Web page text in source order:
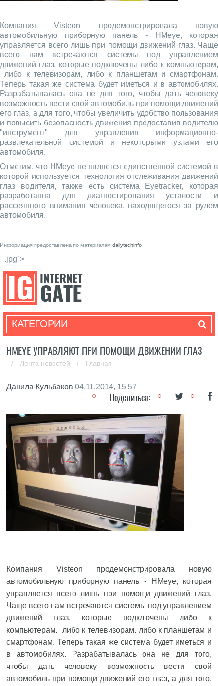
Компания Visteon продемонстрировала новую
автомобильную приборную панель - HMeye, которая
управляется всего лишь при помощи движений глаз. Чаще
всего нам встречаются системы под управлением
движений глаз, которые подключены либо к компьютерам,
либо к телевизорам, либо к планшетам и смартфонам.
Теперь такая же система будет иметься и в автомобилях.
Разрабатывалась она не для того, чтобы дать человеку
возможность вести свой автомобиль при помощи движений
его глаз, а для того, чтобы увеличить удобство пользования
и повысить безопасность движения предоставив водителю
"инструмент" для управления информационно-
развлекательной системой и некоторыми узлами его
автомобиля.
Отметим, что HMeye не является единственной системой в
которой используется технология отслеживания движений
глаз водителя, также есть система Eyetracker, которая
разработанна для диагностирования усталости и
рассеянного внимания человека, находящегося за рулем
автомобиля.
Информация предоставлена по материалам dailytechinfo
_.jpg">
КАТЕГОРИИ
HMEYE УПРАВЛЯЮТ ПРИ ПОМОЩИ ДВИЖЕНИЙ ГЛАЗ
/ Лента новостей / Главная
Данила Кульбаков 04.11.2014, 15:57
Поделиться:
Компания Visteon продемонстрировала новую
автомобильную приборную панель - HMeye, которая
управляется всего лишь при помощи движений глаз.
Чаще всего нам встречаются системы под управлением
движений глаз, которые подключены либо к
компьютерам, либо к телевизорам, либо к планшетам и
смартфонам. Теперь такая же система будет иметься и
в автомобилях. Разрабатывалась она не для того,
чтобы дать человеку возможность вести свой
автомобиль при помощи движений его глаз, а для того,